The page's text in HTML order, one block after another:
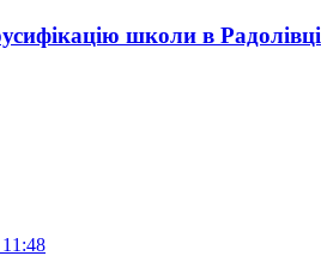
школи в Радолівці